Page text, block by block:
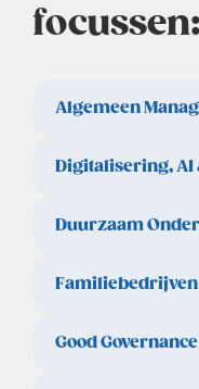
focussen:
Algemeen
Digitalisering, AI
Duurzaam
Familiebedrijven
Good Governance